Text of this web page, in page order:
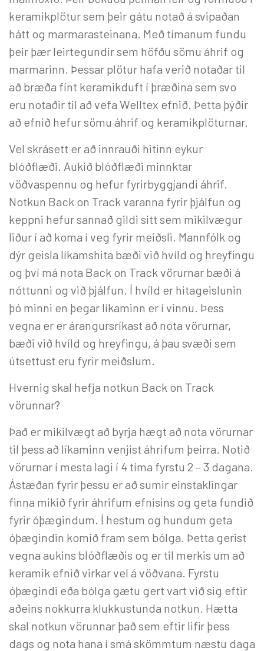
keramikplötur sem þeir gátu notað á svipaðan
hátt og marmarasteinana. Með tímanum fundu
þeir þær leirtegundir sem höfðu sömu áhrif og
marmarinn. Þessar plötur hafa verið notaðar til
að bræða fínt keramikduft í þræðina sem svo
eru notaðir til að vefa Welltex efnið. Þetta þýðir
að efnið hefur sömu áhrif og keramikplöturnar.
Vel skrásett er að innrauði hitinn eykur
blóðflæði. Aukið blóðflæði minnktar
vöðvaspennu og hefur fyrirbyggjandi áhrif.
Notkun Back on Track varanna fyrir þjálfun og
keppni hefur sannað gildi sitt sem mikilvægur
liður í að koma í veg fyrir meiðsli. Mannfólk og
dýr geisla líkamshita bæði við hvíld og hreyfingu
og því má nota Back on Track vörurnar bæði á
nóttunni og við þjálfun. Í hvíld er hitageislunin
þó minni en þegar líkaminn er í vinnu. Þess
vegna er er árangursríkast að nota vörurnar,
bæði við hvíld og hreyfingu, á þau svæði sem
útsettust eru fyrir meiðslum.
Hvernig skal hefja notkun Back on Track
vörunnar?
Það er mikilvægt að byrja hægt að nota vörurnar
til þess að líkaminn venjist áhrifum þeirra. Notið
vörurnar í mesta lagi í 4 tíma fyrstu 2 – 3 dagana.
Ástæðan fyrir þessu er að sumir einstaklingar
finna mikið fyrir áhrifum efnisins og geta fundið
fyrir óþægindum. Í hestum og hundum geta
óþægindin komið fram sem bólga. Þetta gerist
vegna aukins blóðflæðis og er til merkis um að
keramik efnið virkar vel á vöðvana. Fyrstu
óþægindi eða bólga gætu gert vart við sig eftir
aðeins nokkurra klukkustunda notkun. Hætta
skal notkun vörunnar það sem eftir lifir þess
dags og nota hana í smá skömmtum næstu daga